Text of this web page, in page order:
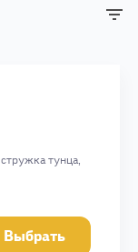
тунца,
Выбрать